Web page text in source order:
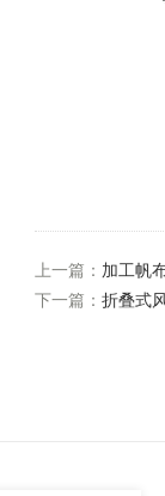
上一篇： 加工帆
下一篇： 折叠式